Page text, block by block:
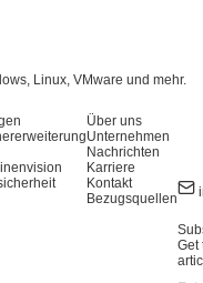
Linux, VMware und mehr.
Über uns
Unternehmen
Nachrichten
Karriere
Kontakt
Bezugsquellen
Get